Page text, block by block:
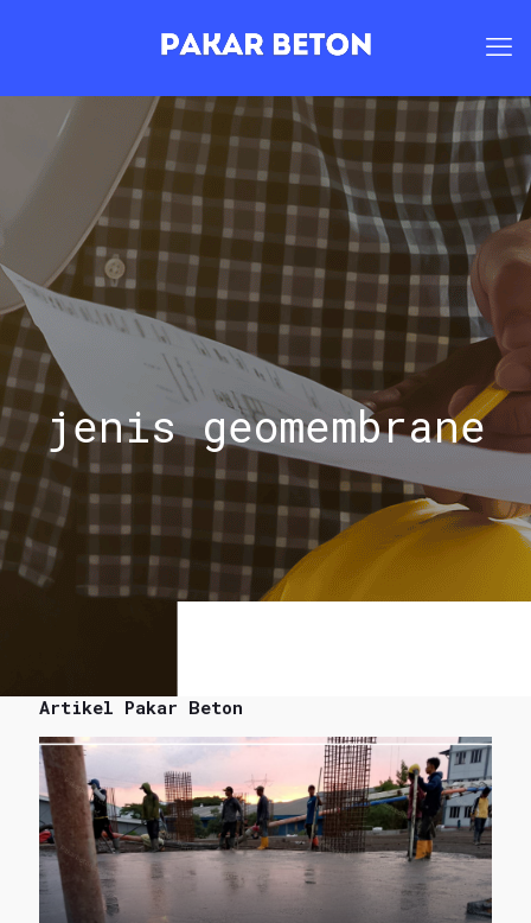
jenis geomembrane
Artikel Pakar Beton